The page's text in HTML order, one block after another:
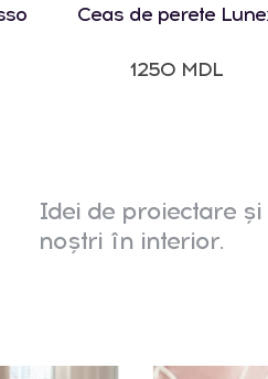
Ceas de perete
1250 MDL
Idei de proiectare
noștri în interior.